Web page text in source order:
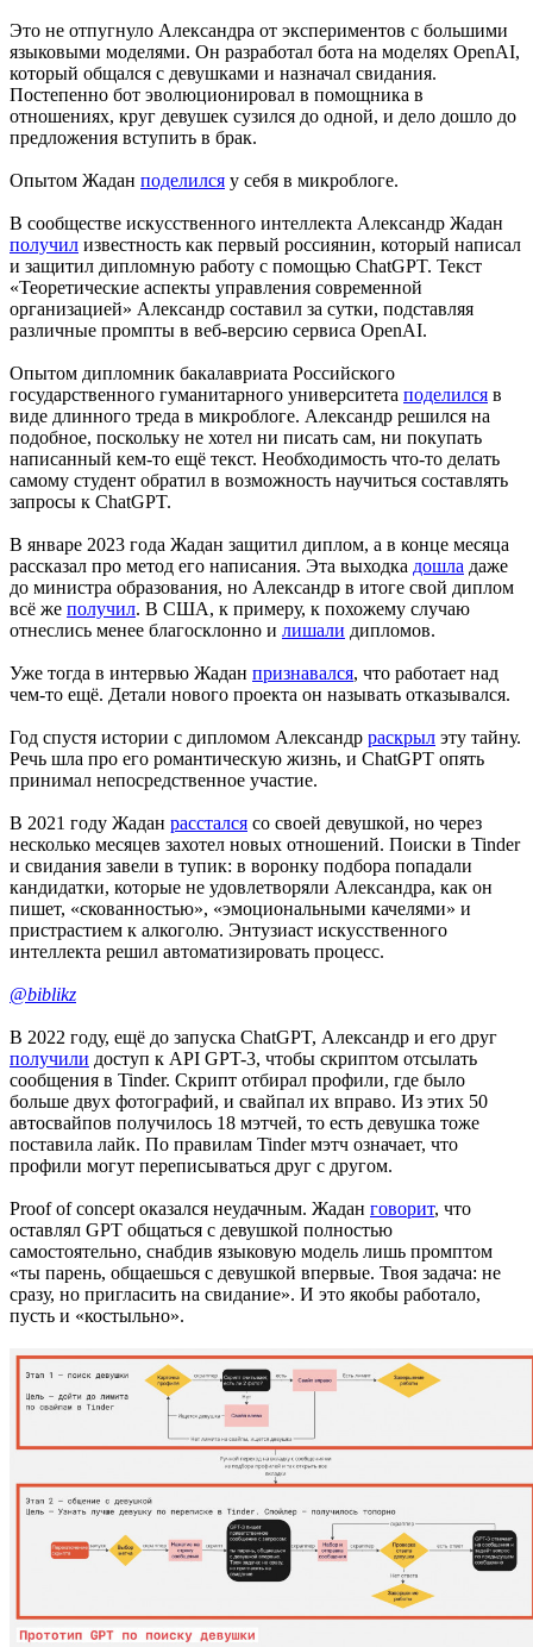
Это не отпугнуло Александра от экспериментов с большими
языковыми моделями. Он разработал бота на моделях OpenAI,
который общался с девушками и назначал свидания.
Постепенно бот эволюционировал в помощника в
отношениях, круг девушек сузился до одной, и дело дошло до
предложения вступить в брак.
Опытом Жадан поделился у себя в микроблоге.
В сообществе искусственного интеллекта Александр Жадан
получил известность как первый россиянин, который написал
и защитил дипломную работу с помощью ChatGPT. Текст
«Теоретические аспекты управления современной
организацией» Александр составил за сутки, подставляя
различные промпты в веб-версию сервиса OpenAI.
Опытом дипломник бакалавриата Российского
государственного гуманитарного университета поделился в
виде длинного треда в микроблоге. Александр решился на
подобное, поскольку не хотел ни писать сам, ни покупать
написанный кем-то ещё текст. Необходимость что-то делать
самому студент обратил в возможность научиться составлять
запросы к ChatGPT.
В январе 2023 года Жадан защитил диплом, а в конце месяца
рассказал про метод его написания. Эта выходка дошла даже
до министра образования, но Александр в итоге свой диплом
всё же получил. В США, к примеру, к похожему случаю
отнеслись менее благосклонно и лишали дипломов.
Уже тогда в интервью Жадан признавался, что работает над
чем-то ещё. Детали нового проекта он называть отказывался.
Год спустя истории с дипломом Александр раскрыл эту тайну.
Речь шла про его романтическую жизнь, и ChatGPT опять
принимал непосредственное участие.
В 2021 году Жадан расстался со своей девушкой, но через
несколько месяцев захотел новых отношений. Поиски в Tinder
и свидания завели в тупик: в воронку подбора попадали
кандидатки, которые не удовлетворяли Александра, как он
пишет, «скованностью», «эмоциональными качелями» и
пристрастием к алкоголю. Энтузиаст искусственного
интеллекта решил автоматизировать процесс.
@biblikz
В 2022 году, ещё до запуска ChatGPT, Александр и его друг
получили доступ к API GPT-3, чтобы скриптом отсылать
сообщения в Tinder. Скрипт отбирал профили, где было
больше двух фотографий, и свайпал их вправо. Из этих 50
автосвайпов получилось 18 мэтчей, то есть девушка тоже
поставила лайк. По правилам Tinder мэтч означает, что
профили могут переписываться друг с другом.
Proof of concept оказался неудачным. Жадан говорит, что
оставлял GPT общаться с девушкой полностью
самостоятельно, снабдив языковую модель лишь промптом
«ты парень, общаешься с девушкой впервые. Твоя задача: не
сразу, но пригласить на свидание». И это якобы работало,
пусть и «костыльно».